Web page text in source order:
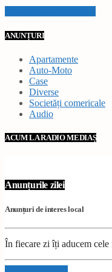
ANUNȚURI
Apartamente
Auto-Moto
Case
Diverse
Societăți comericale
Audio
ACUM LA RADIO MEDIAȘ
Anunțurile zilei
Anunțuri de interes local
În fiecare zi îți aducem